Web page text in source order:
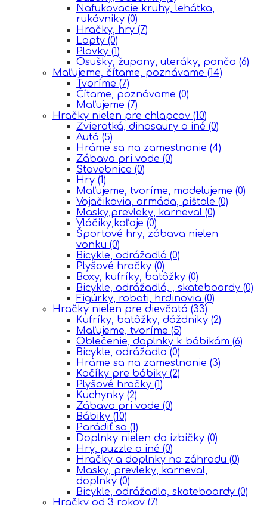
Nafukovacie kruhy, lehátka,
rukávniky (0)
Hračky, hry (7)
Lopty (0)
Plavky (1)
Osušky, župany, uteráky, ponča (6)
Maľujeme, čítame, poznávame (14)
Tvoríme (7)
Čítame, poznávame (0)
Maľujeme (7)
Hračky nielen pre chlapcov (10)
Zvieratká, dinosaury a iné (0)
Autá (5)
Hráme sa na zamestnanie (4)
Zábava pri vode (0)
Stavebnice (0)
Hry (1)
Maľujeme, tvoríme, modelujeme (0)
Vojačikovia, armáda, pištole (0)
Masky,prevleky, karneval (0)
Vláčiky,koľaje (0)
Športové hry, zábava nielen
vonku (0)
Bicykle, odrážadlá (0)
Plyšové hračky (0)
Boxy, kufríky, batôžky (0)
Bicykle, odrážadlá, , skateboardy (0)
Figúrky, roboti, hrdinovia (0)
Hračky nielen pre dievčatá (33)
Kufríky, batôžky, dáždniky (2)
Maľujeme, tvoríme (5)
Oblečenie, doplnky k bábikám (6)
Bicykle, odrážadla (0)
Hráme sa na zamestnanie (3)
Kočíky pre bábiky (2)
Plyšové hračky (1)
Kuchynky (2)
Zábava pri vode (0)
Bábiky (10)
Parádiť sa (1)
Doplnky nielen do izbičky (0)
Hry, puzzle a iné (0)
Hračky a doplnky na záhradu (0)
Masky, prevleky, karneval,
doplnky (0)
Bicykle, odrážadla, skateboardy (0)
Hračky od 3 rokov (7)